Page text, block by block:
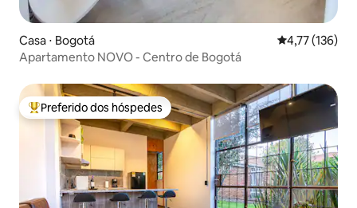
Casa ⋅ Bogotá 4,77 de uma
4,77 (136)
Apartamento NOVO - Centro de Bogotá
Entre os melhores preferidos dos hóspedes
Preferido dos hóspedes